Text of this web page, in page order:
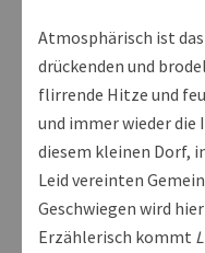
Atmosphärisch ist
drückenden und
flirrende Hitze und
und immer wieder
diesem kleinen Dorf,
Leid vereinten
Geschwiegen wird
Erzählerisch kommt